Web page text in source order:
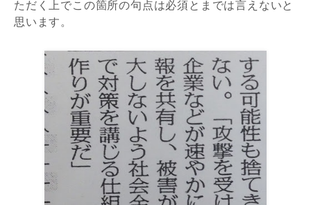
ただく上でこの箇所の句点は必須とまでは言えないと
思います。